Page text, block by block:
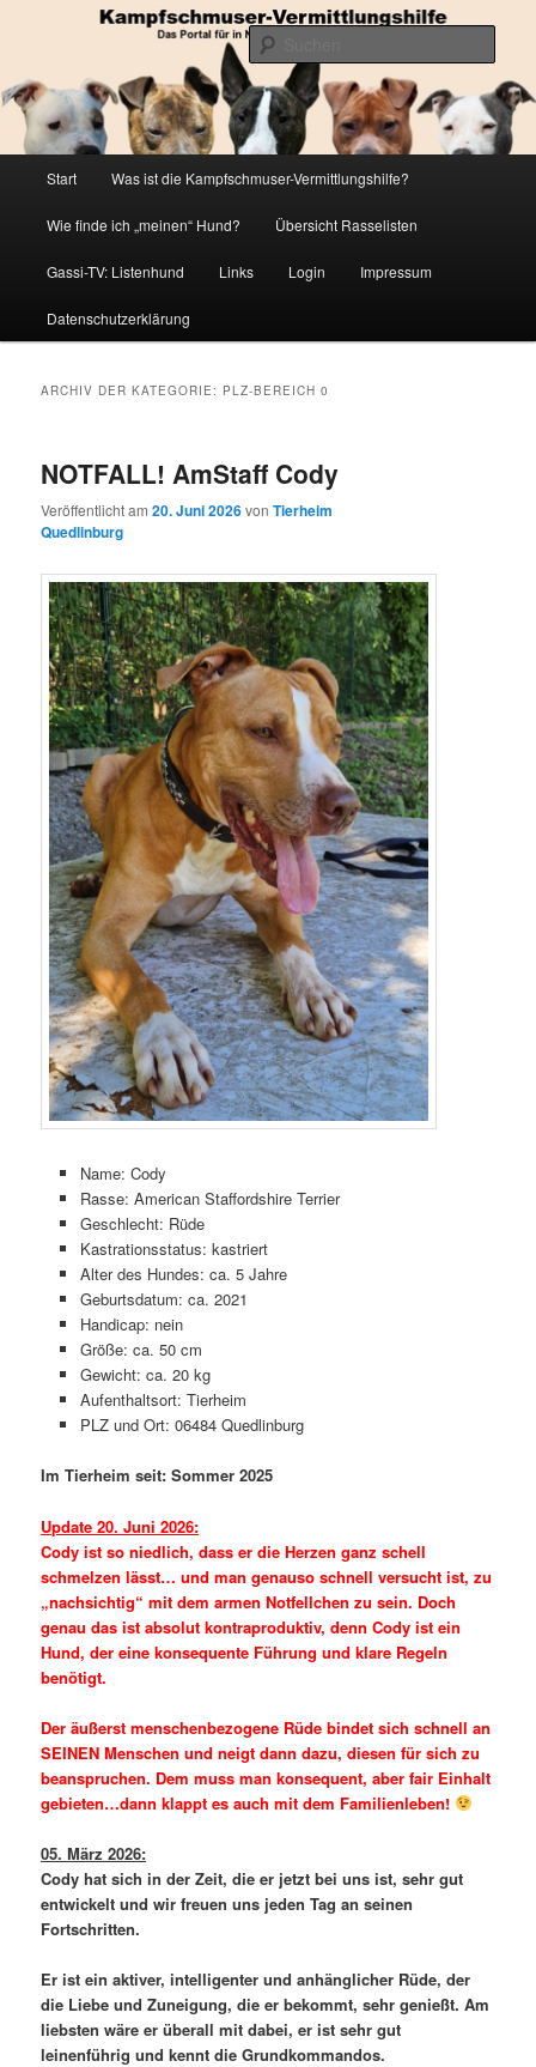
springen
springenKampfschmuser-Vermittlungshilfe
Die Datenbank für in Not geratene Listenhunde
Start Was ist die Kampfschmuser-Vermittlungshilfe?
Wie finde ich „meinen“ Hund? Übersicht Rasselisten
Gassi-TV: Listenhund Links Login Impressum
Datenschutzerklärung
ARCHIV DER KATEGORIE: PLZ-BEREICH 0
NOTFALL! AmStaff Cody
Veröffentlicht am20. Juni 2026vonTierheim
Quedlinburg
Name: Cody
Rasse: American Staffordshire Terrier
Geschlecht: Rüde
Kastrationsstatus: kastriert
Alter des Hundes: ca. 5 Jahre
Geburtsdatum: ca. 2021
Handicap: nein
Größe: ca. 50 cm
Gewicht: ca. 20 kg
Aufenthaltsort: Tierheim
PLZ und Ort: 06484 Quedlinburg
Im Tierheim seit: Sommer 2025
Update 20. Juni 2026:
Cody ist so niedlich, dass er die Herzen ganz schell
schmelzen lässt… und man genauso schnell versucht ist, zu
„nachsichtig“ mit dem armen Notfellchen zu sein. Doch
genau das ist absolut kontraproduktiv, denn Cody ist ein
Hund, der eine konsequente Führung und klare Regeln
benötigt.
Der äußerst menschenbezogene Rüde bindet sich schnell an
SEINEN Menschen und neigt dann dazu, diesen für sich zu
beanspruchen. Dem muss man konsequent, aber fair Einhalt
gebieten…dann klappt es auch mit dem Familienleben!
05. März 2026:
Cody hat sich in der Zeit, die er jetzt bei uns ist, sehr gut
entwickelt und wir freuen uns jeden Tag an seinen
Fortschritten.
Er ist ein aktiver, intelligenter und anhänglicher Rüde, der
die Liebe und Zuneigung, die er bekommt, sehr genießt. Am
liebsten wäre er überall mit dabei, er ist sehr gut
leinenführig und kennt die Grundkommandos.